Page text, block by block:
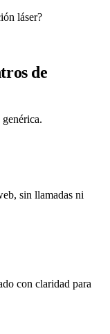
láser?
de
sin llamadas ni
con claridad para